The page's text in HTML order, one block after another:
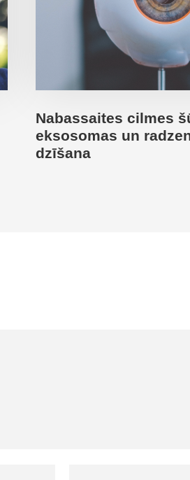
Nabassaites cilmes
eksosomas un
dzīšana